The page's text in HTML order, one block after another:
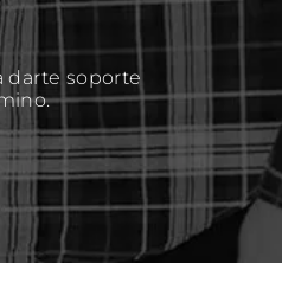
darte soporte